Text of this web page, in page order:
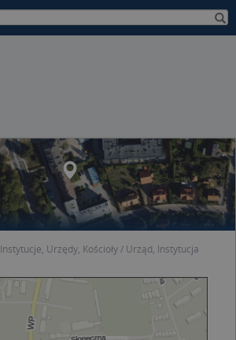
Instytucje, Urzędy, Kościoły
Urząd, Instytucja